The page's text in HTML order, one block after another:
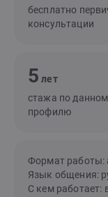
бесплатно
консультации
5 лет
стажа по
профилю
Формат работы:
Язык общения:
С кем работает: